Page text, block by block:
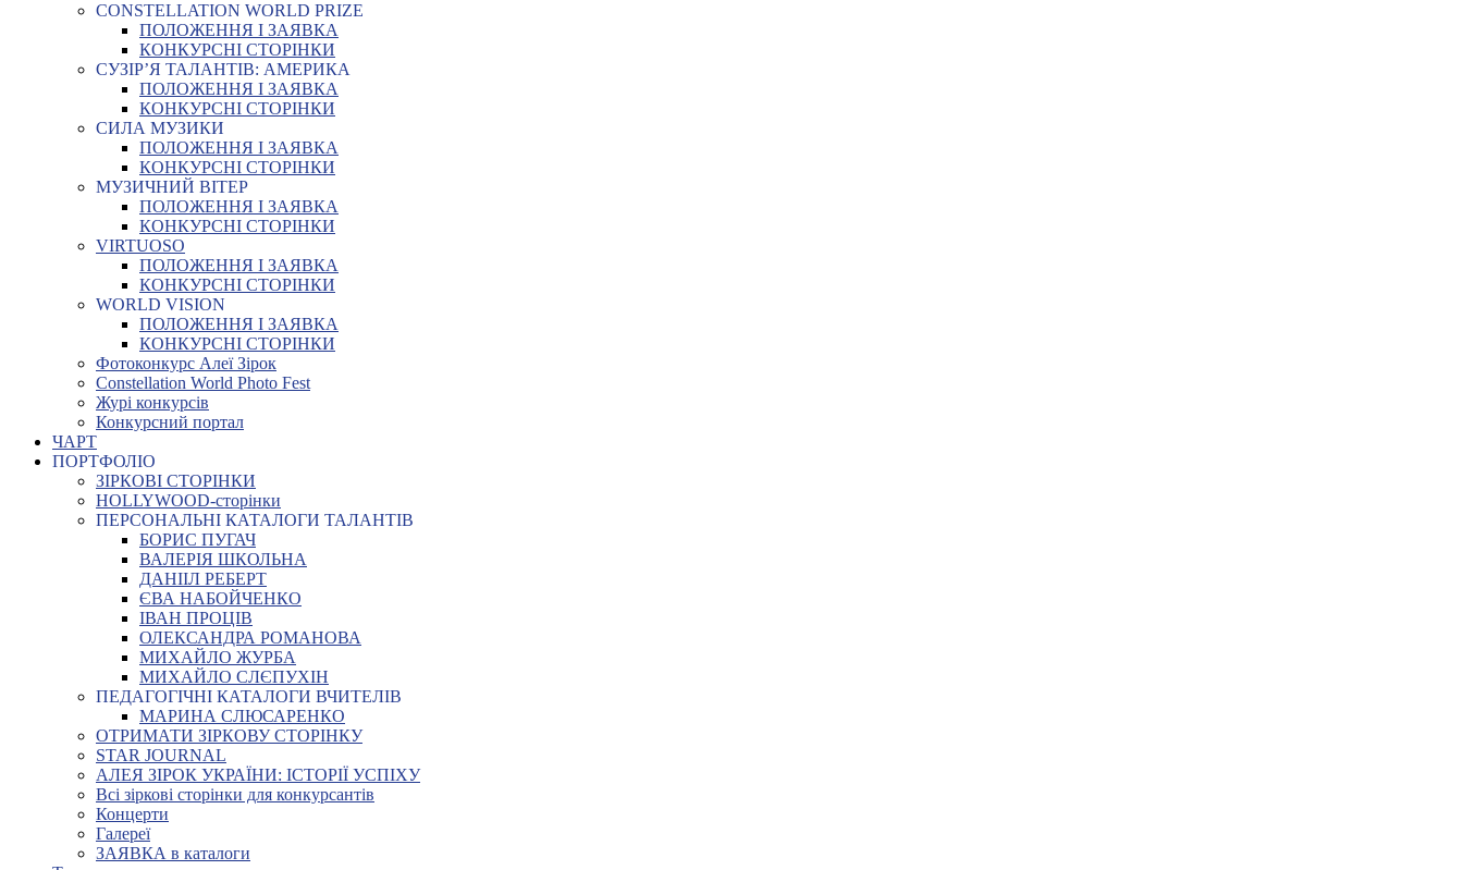
CONSTELLATION WORLD PRIZE
ПОЛОЖЕННЯ І ЗАЯВКА
КОНКУРСНІ СТОРІНКИ
СУЗІР’Я ТАЛАНТІВ: АМЕРИКА
ПОЛОЖЕННЯ І ЗАЯВКА
КОНКУРСНІ СТОРІНКИ
СИЛА МУЗИКИ
ПОЛОЖЕННЯ І ЗАЯВКА
КОНКУРСНІ СТОРІНКИ
МУЗИЧНИЙ ВІТЕР
ПОЛОЖЕННЯ І ЗАЯВКА
КОНКУРСНІ СТОРІНКИ
VIRTUOSO
ПОЛОЖЕННЯ І ЗАЯВКА
КОНКУРСНІ СТОРІНКИ
WORLD VISION
ПОЛОЖЕННЯ І ЗАЯВКА
КОНКУРСНІ СТОРІНКИ
Фотоконкурс Алеї Зірок
Constellation World Photo Fest
Журі конкурсів
Конкурсний портал
ЧАРТ
ПОРТФОЛІО
ЗІРКОВІ СТОРІНКИ
HOLLYWOOD-сторінки
ПЕРСОНАЛЬНІ КАТАЛОГИ ТАЛАНТІВ
БОРИС ПУГАЧ
ВАЛЕРІЯ ШКОЛЬНА
ДАНІІЛ РЕБЕРТ
ЄВА НАБОЙЧЕНКО
ІВАН ПРОЦІВ
ОЛЕКСАНДРА РОМАНОВА
МИХАЙЛО ЖУРБА
МИХАЙЛО СЛЄПУХІН
ПЕДАГОГІЧНІ КАТАЛОГИ ВЧИТЕЛІВ
МАРИНА СЛЮСАРЕНКО
ОТРИМАТИ ЗІРКОВУ СТОРІНКУ
STAR JOURNAL
АЛЕЯ ЗІРОК УКРАЇНИ: ІСТОРІЇ УСПІХУ
Всі зіркові сторінки для конкурсантів
Концерти
Галереї
ЗАЯВКА в каталоги